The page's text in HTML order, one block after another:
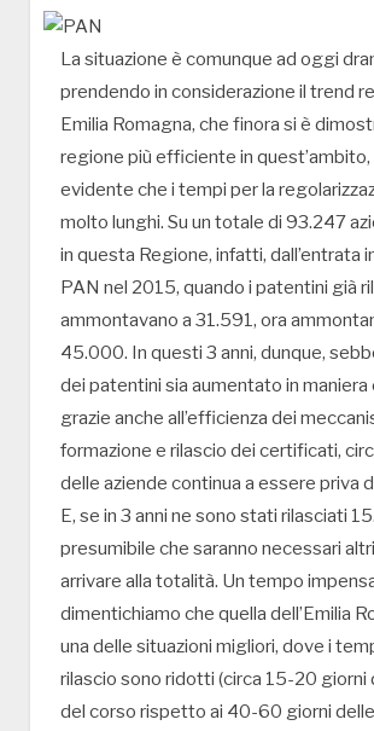
La situazione è comunque ad oggi
prendendo in considerazione il trend
Emilia Romagna, che finora si è
regione più efficiente in quest’ambito,
evidente che i tempi per la
molto lunghi. Su un totale di 93.247
in questa Regione, infatti, dall’entrata
PAN nel 2015, quando i patentini già
ammontavano a 31.591, ora
45.000. In questi 3 anni, dunque,
dei patentini sia aumentato in
grazie anche all’efficienza dei
formazione e rilascio dei certificati,
delle aziende continua a essere priva
E, se in 3 anni ne sono stati rilasciati
presumibile che saranno necessari
arrivare alla totalità. Un tempo
dimentichiamo che quella dell’Emilia
una delle situazioni migliori, dove i
rilascio sono ridotti (circa 15-20 giorni
del corso rispetto ai 40-60 giorni